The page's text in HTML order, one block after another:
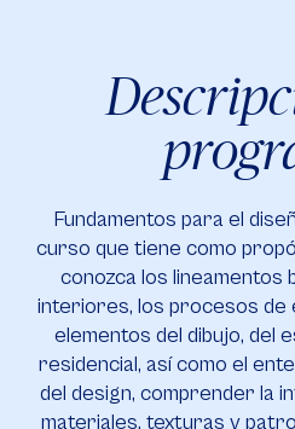
Fundamentos para el
curso que tiene como
conozca los lineamentos
interiores, los procesos de
elementos del dibujo, del
residencial, así como el
del design, comprender la
materiales, texturas y